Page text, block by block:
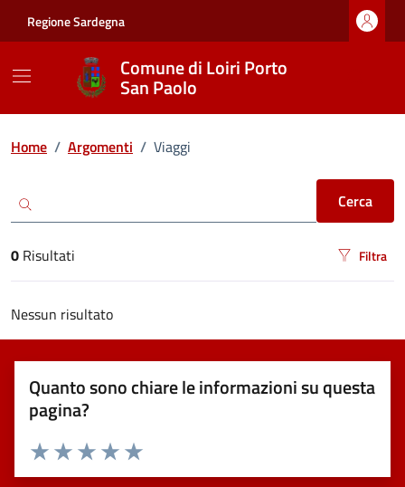
Regione Sardegna
Comune di Loiri Porto
San Paolo
Ricerca
Home / Argomenti / Viaggi
Cerca
risultati di ricerca
0 Risultati Filtra
Nessun risultato
Quanto sono chiare le informazioni su questa
pagina?
Valuta 5 stelle su 5
Valuta 4 stelle su 5
Valuta 3 stelle su 5
Valuta 2 stelle su 5
Valuta 1 stelle su 5